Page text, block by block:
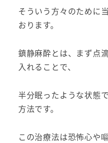
そういう方々のために
おります。
鎮静麻酔とは、まず点
入れることで、
半分眠ったような状態
方法です。
この治療法は恐怖心や